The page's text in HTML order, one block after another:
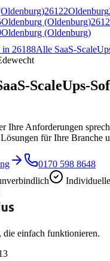
26122Oldenburg
Oldenburg (Oldenburg)
Oldenburg (Oldenburg)
in 26188Alle SaaS-
ScaleUps-
Ihre Anforderungen
für Ihre Branche
0170 598 8648
die einfach funktionieren.